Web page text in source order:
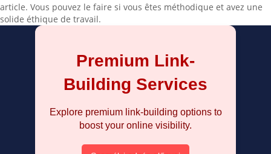
article. Vous pouvez le faire si vous êtes méthodique et avez une
solide éthique de travail.
Premium Link-
Building Services
Explore premium link-building options to
boost your online visibility.